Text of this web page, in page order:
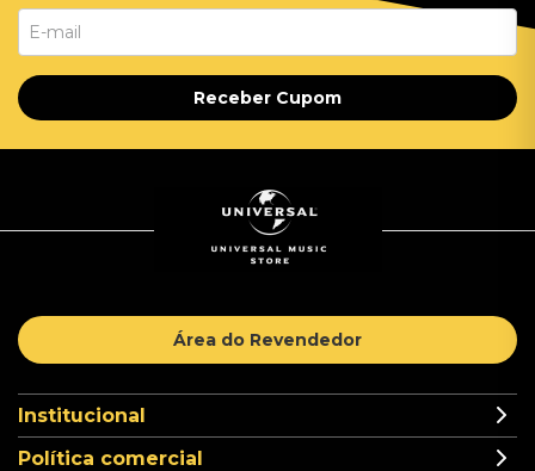
Receber Cupom
Área do Revendedor
Institucional
Política comercial